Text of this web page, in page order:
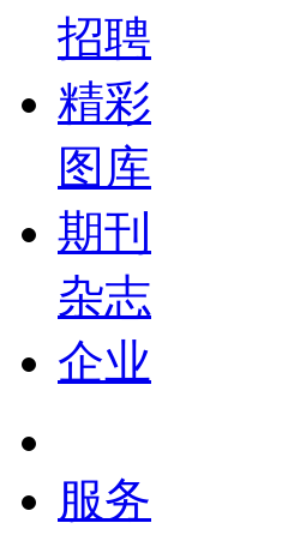
招聘
精彩
图库
期刊
杂志
企业
服务